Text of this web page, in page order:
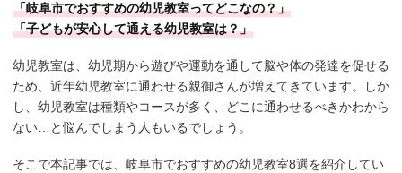
「岐阜市でおすすめの幼児教室ってどこなの？」
「子どもが安心して通える幼児教室は？」
幼児教室は、幼児期から遊びや運動を通して脳や体の発達を促せる
ため、近年幼児教室に通わせる親御さんが増えてきています。しか
し、幼児教室は種類やコースが多く、どこに通わせるべきかわから
ない…と悩んでしまう人もいるでしょう。
そこで本記事では、岐阜市でおすすめの幼児教室8選を紹介してい